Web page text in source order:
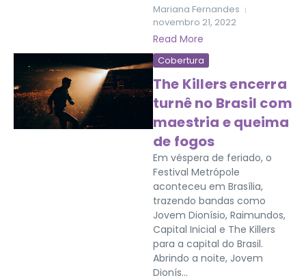
Mariana Fernandes
novembro 21, 2022
Read More
Cobertura
The Killers encerra
turnê no Brasil com
maestria e queima
de fogos
Em véspera de feriado, o
Festival Metrópole
aconteceu em Brasília,
trazendo bandas como
Jovem Dionísio, Raimundos,
Capital Inicial e The Killers
para a capital do Brasil.
Abrindo a noite, Jovem
Dionís...